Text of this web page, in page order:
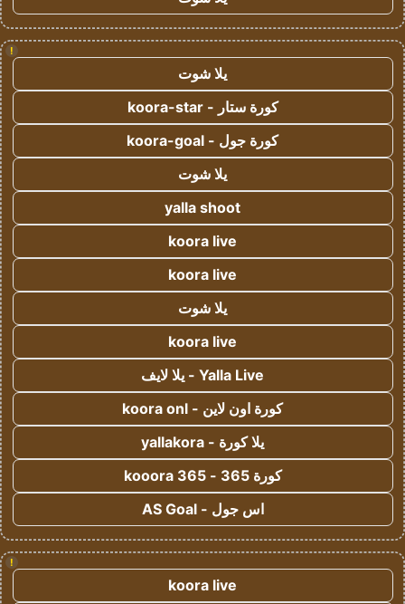
!
يلا شوت
كورة ستار - koora-star
كورة جول - koora-goal
يلا شوت
yalla shoot
koora live
koora live
يلا شوت
koora live
Yalla Live - يلا لايف
كورة اون لاين - koora onl
يلا كورة - yallakora
كورة 365 - kooora 365
اس جول - AS Goal
!
koora live